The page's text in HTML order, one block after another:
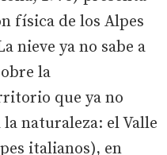
física de los Alpes
nieve ya no sabe a
la
que ya no
naturaleza: el Valle
italianos), en